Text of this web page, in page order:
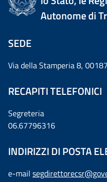
Autonome di
SEDE
Via della Stamperia 8,
RECAPITI TELEFONICI
Segreteria
06.67796316
INDIRIZZI DI POSTA
e-mail